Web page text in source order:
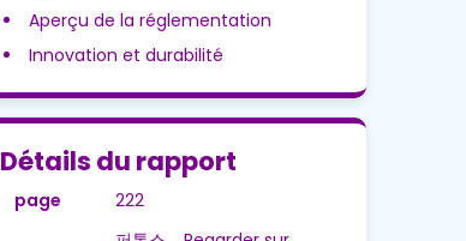
Aperçu de la réglementation
Innovation et durabilité
Détails du rapport
page 222